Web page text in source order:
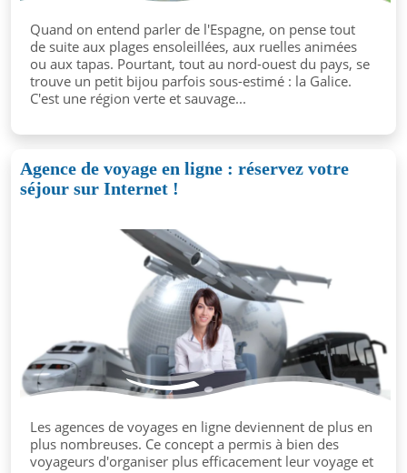
Quand on entend parler de l'Espagne, on pense tout
de suite aux plages ensoleillées, aux ruelles animées
ou aux tapas. Pourtant, tout au nord-ouest du pays, se
trouve un petit bijou parfois sous-estimé : la Galice.
C'est une région verte et sauvage...
Agence de voyage en ligne : réservez votre
séjour sur Internet !
Les agences de voyages en ligne deviennent de plus en
plus nombreuses. Ce concept a permis à bien des
voyageurs d'organiser plus efficacement leur voyage et